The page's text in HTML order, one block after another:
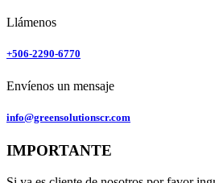
Llámenos
+506-2290-6770
Envíenos un mensaje
info@greensolutionscr.com
IMPORTANTE